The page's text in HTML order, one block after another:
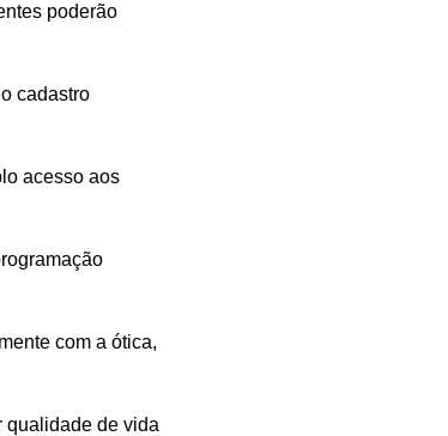
poderão
cadastro
acesso aos
com a ótica,
qualidade de vida